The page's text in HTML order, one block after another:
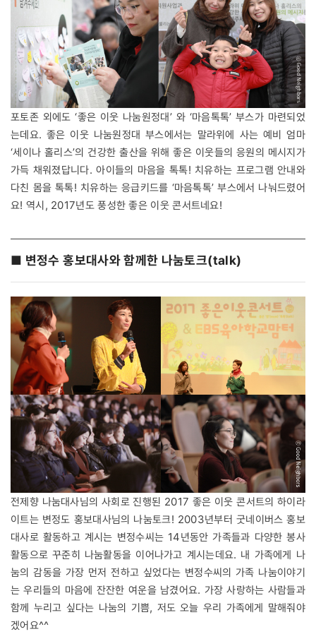
포토존 외에도 ‘좋은 이웃 나눔원정대’ 와 ‘마음톡톡’ 부스가 마련되었
는데요. 좋은 이웃 나눔원정대 부스에서는 말라위에 사는 예비 엄마
‘세이나 홀리스’의 건강한 출산을 위해 좋은 이웃들의 응원의 메시지가
가득 채워졌답니다. 아이들의 마음을 톡톡! 치유하는 프로그램 안내와
다친 몸을 톡톡! 치유하는 응급키드를 ‘마음톡톡’ 부스에서 나눠드렸어
요! 역시, 2017년도 풍성한 좋은 이웃 콘서트네요!
■ 변정수 홍보대사와 함께한 나눔토크(talk)
전제향 나눔대사님의 사회로 진행된 2017 좋은 이웃 콘서트의 하이라
이트는 변정도 홍보대사님의 나눔토크! 2003년부터 굿네이버스 홍보
대사로 활동하고 계시는 변정수씨는 14년동안 가족들과 다양한 봉사
활동으로 꾸준히 나눔활동을 이어나가고 계시는데요. 내 가족에게 나
눔의 감동을 가장 먼저 전하고 싶었다는 변정수씨의 가족 나눔이야기
는 우리들의 마음에 잔잔한 여운을 남겼어요. 가장 사랑하는 사람들과
함께 누리고 싶다는 나눔의 기쁨, 저도 오늘 우리 가족에게 말해줘야
겠어요^^